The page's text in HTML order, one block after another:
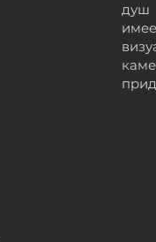
душ